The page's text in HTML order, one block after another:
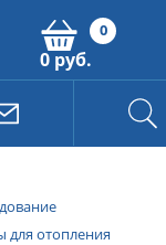
0
0 руб.
для отопления